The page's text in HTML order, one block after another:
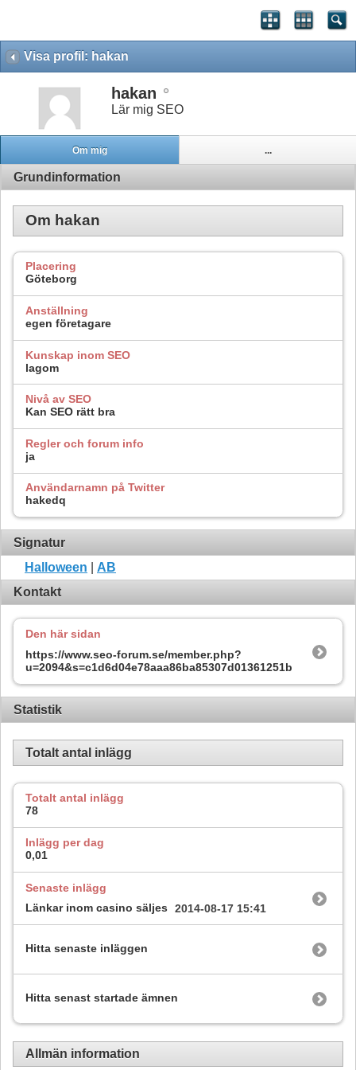
Visa profil: hakan
hakan
Lär mig SEO
Om mig ...
Grundinformation
Om hakan
Placering
Göteborg
Anställning
egen företagare
Kunskap inom SEO
lagom
Nivå av SEO
Kan SEO rätt bra
Regler och forum info
ja
Användarnamn på Twitter
hakedq
Signatur
Halloween
AB
Kontakt
Den här sidan
https://www.seo-forum.se/member.php?
u=2094&s=c1d6d04e78aaa86ba85307d01361251b
Statistik
Totalt antal inlägg
Totalt antal inlägg
78
Inlägg per dag
0,01
Senaste inlägg
Länkar inom casino säljes
2014-08-17 15:41
Hitta senaste inläggen
Hitta senast startade ämnen
Allmän information